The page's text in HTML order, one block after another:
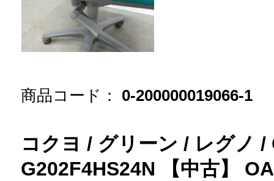
商品コード： 0-200000019066-1
コクヨ / グリーン / レグノ /
G202F4HS24N 【中古】